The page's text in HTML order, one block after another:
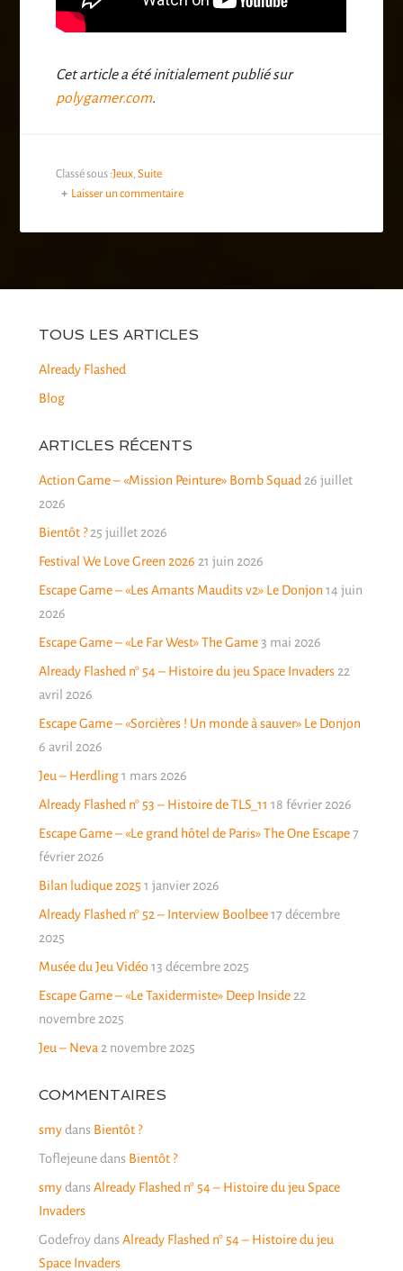
Cet article a été initialement publié sur
polygamer.com.
Classé sous :Jeux,Suite
Laisser un commentaire
TOUS LES ARTICLES
Already Flashed
Blog
ARTICLES RÉCENTS
Action Game – «Mission Peinture» Bomb Squad 26 juillet
2026
Bientôt ? 25 juillet 2026
Festival We Love Green 2026 21 juin 2026
Escape Game – «Les Amants Maudits v2» Le Donjon 14 juin
2026
Escape Game – «Le Far West» The Game 3 mai 2026
Already Flashed n° 54 – Histoire du jeu Space Invaders 22
avril 2026
Escape Game – «Sorcières ! Un monde à sauver» Le Donjon
6 avril 2026
Jeu – Herdling 1 mars 2026
Already Flashed n° 53 – Histoire de TLS_11 18 février 2026
Escape Game – «Le grand hôtel de Paris» The One Escape 7
février 2026
Bilan ludique 2025 1 janvier 2026
Already Flashed n° 52 – Interview Boolbee 17 décembre
2025
Musée du Jeu Vidéo 13 décembre 2025
Escape Game – «Le Taxidermiste» Deep Inside 22
novembre 2025
Jeu – Neva 2 novembre 2025
COMMENTAIRES
smydans Bientôt ?
Toflejeunedans Bientôt ?
smydans Already Flashed n° 54 – Histoire du jeu Space
Invaders
Godefroydans Already Flashed n° 54 – Histoire du jeu
Space Invaders